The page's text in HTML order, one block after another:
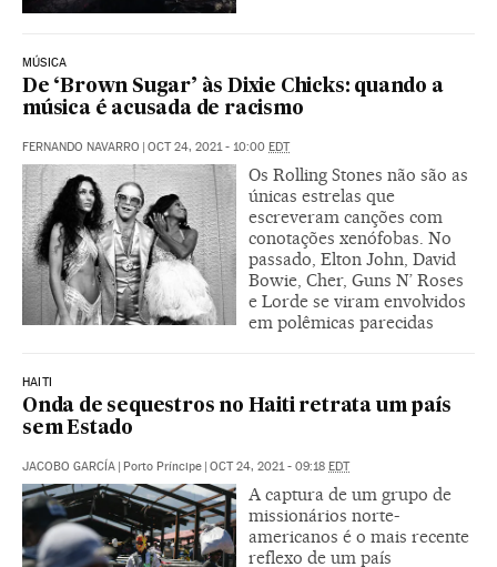
MÚSICA
De ‘Brown Sugar’ às Dixie Chicks: quando a
música é acusada de racismo
FERNANDO NAVARRO OCT 24, 2021 - 10:00 EDT
Os Rolling Stones não são as
únicas estrelas que
escreveram canções com
conotações xenófobas. No
passado, Elton John, David
Bowie, Cher, Guns N’ Roses
e Lorde se viram envolvidos
em polêmicas parecidas
HAITI
Onda de sequestros no Haiti retrata um país
sem Estado
JACOBO GARCÍA Porto Príncipe OCT 24, 2021 - 09:18 EDT
A captura de um grupo de
missionários norte-
americanos é o mais recente
reflexo de um país